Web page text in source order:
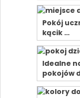
Pokój
kącik …
Idealne
pokojów